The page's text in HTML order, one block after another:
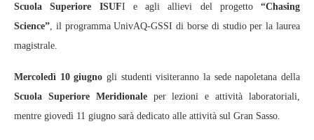
Scuola Superiore ISUFI e agli allievi del progetto “Chasing
Science” , il programma UnivAQ‑GSSI di borse di studio per la laurea
magistrale.
Mercoledì 10 giugno gli studenti visiteranno la sede napoletana della
Scuola Superiore Meridionaleper lezioni e attività laboratoriali,
mentre giovedì 11 giugno sarà dedicato alle attività sul Gran Sasso.